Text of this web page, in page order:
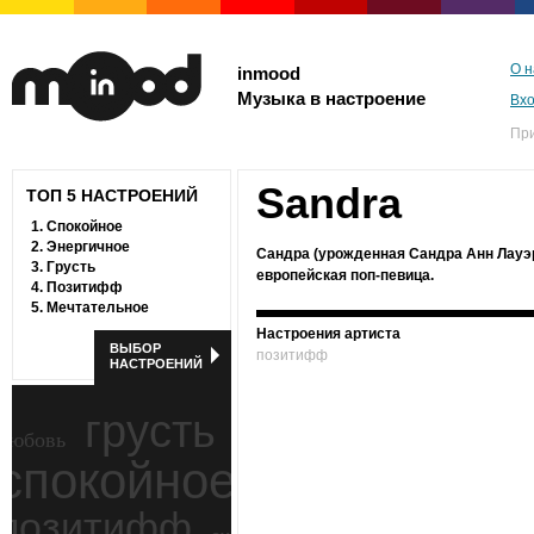
inmood
Музыка в настроение
О
ТОП 5 НАСТРОЕНИЙ
1. Спокойное
2. Энергичное
3. Грусть
4. Позитифф
5. Мечтательное
ВЫБОР
НАСТРОЕНИЙ
грусть
Sandra
Сандра (урожденная Сандра Aнн
европейская поп-певица.
Настроения артиста
позитифф